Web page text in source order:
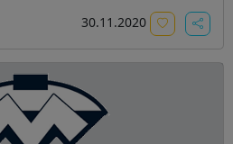
30.11.2020